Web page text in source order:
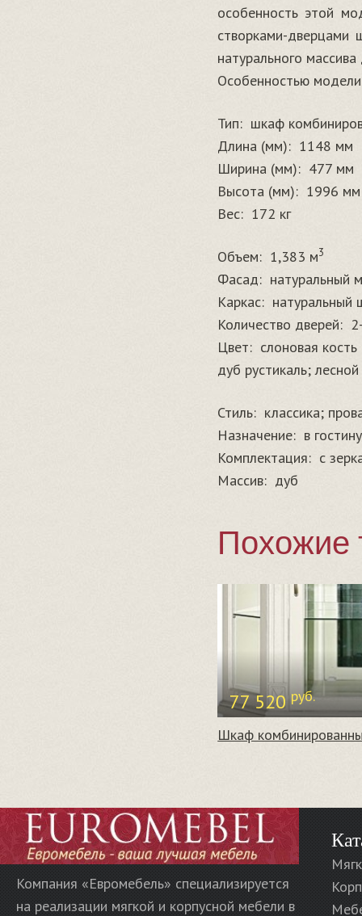
особенность этой
створками-
натурального
Особенностью
Тип: шкаф
Длина (мм): 1148 мм
Ширина (мм): 477 мм
Высота (мм): 1996 мм
Вес: 172 кг
Объем: 1,383 м3
Фасад: натуральный
Каркас: натуральный
Количество дверей:
Цвет: слоновая
дуб рустикаль;
Стиль: классика;
Назначение: в
Комплектация: с
Массив: дуб
Похожие
77 520руб.
Компания «Евромебель» специализируется
на реализации мягкой и корпусной мебели в